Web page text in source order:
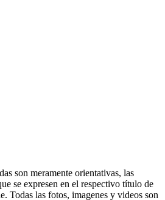
son meramente orientativas, las
se expresen en el respectivo título de
Todas las fotos, imagenes y videos son